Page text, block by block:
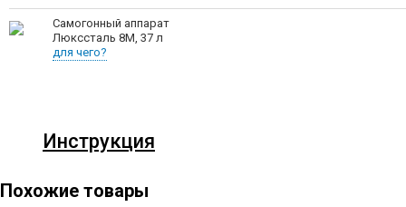
Самогонный аппарат
Люкссталь 8М, 37 л
для чего?
Инструкция
Похожие товары